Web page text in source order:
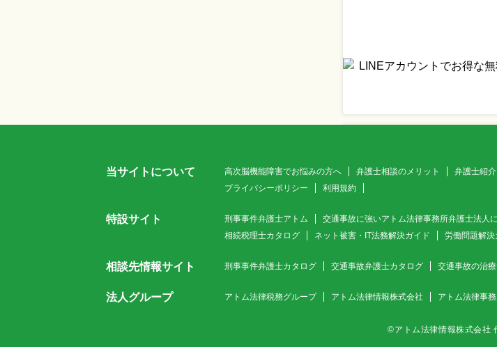
当サイトについて 高次脳機能障害でお悩みの方へ 弁護士相談のメリット 弁護士紹介
プライバシーポリシー
利用規約
特設サイト 刑事事件弁護士アトム 交通事故に強いアトム法律事務所弁護士法人
相続税理士カタログ
ネット被害・IT法務解決ガイド 労働問題解決
相談先情報サイト 刑事事件弁護士カタログ 交通事故弁護士カタログ 交通事故の治
法人グループ アトム法律税務グループ アトム法律情報株式会社 アトム法律事
©アトム法律情報株式会社